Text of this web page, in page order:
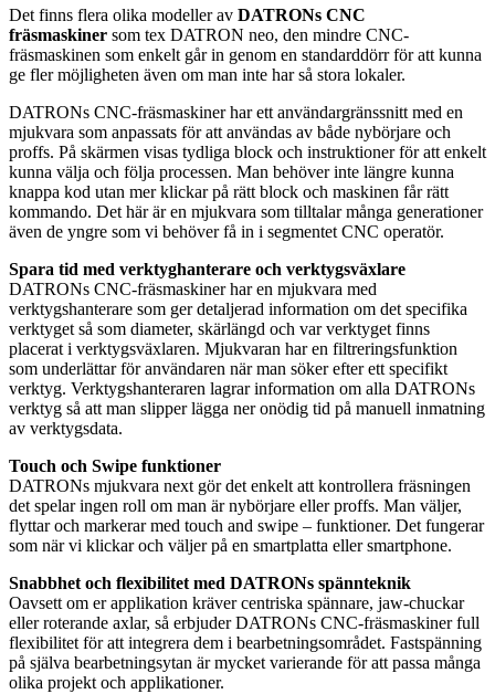
Det finns flera olika modeller av DATRONs CNC
fräsmaskiner som tex DATRON neo, den mindre CNC-
fräsmaskinen som enkelt går in genom en standarddörr för att kunna
ge fler möjligheten även om man inte har så stora lokaler.
DATRONs CNC-fräsmaskiner har ett användargränssnitt med en
mjukvara som anpassats för att användas av både nybörjare och
proffs. På skärmen visas tydliga block och instruktioner för att enkelt
kunna välja och följa processen. Man behöver inte längre kunna
knappa kod utan mer klickar på rätt block och maskinen får rätt
kommando. Det här är en mjukvara som tilltalar många generationer
även de yngre som vi behöver få in i segmentet CNC operatör.
Spara tid med verktyghanterare och verktygsväxlare
DATRONs CNC-fräsmaskiner har en mjukvara med
verktygshanterare som ger detaljerad information om det specifika
verktyget så som diameter, skärlängd och var verktyget finns
placerat i verktygsväxlaren. Mjukvaran har en filtreringsfunktion
som underlättar för användaren när man söker efter ett specifikt
verktyg. Verktygshanteraren lagrar information om alla DATRONs
verktyg så att man slipper lägga ner onödig tid på manuell inmatning
av verktygsdata.
Touch och Swipe funktioner
DATRONs mjukvara next gör det enkelt att kontrollera fräsningen
det spelar ingen roll om man är nybörjare eller proffs. Man väljer,
flyttar och markerar med touch and swipe – funktioner. Det fungerar
som när vi klickar och väljer på en smartplatta eller smartphone.
Snabbhet och flexibilitet med DATRONs spännteknik
Oavsett om er applikation kräver centriska spännare, jaw-chuckar
eller roterande axlar, så erbjuder DATRONs CNC-fräsmaskiner full
flexibilitet för att integrera dem i bearbetningsområdet. Fastspänning
på själva bearbetningsytan är mycket varierande för att passa många
olika projekt och applikationer.